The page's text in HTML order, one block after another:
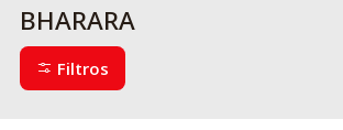
BHARARA
Filtros